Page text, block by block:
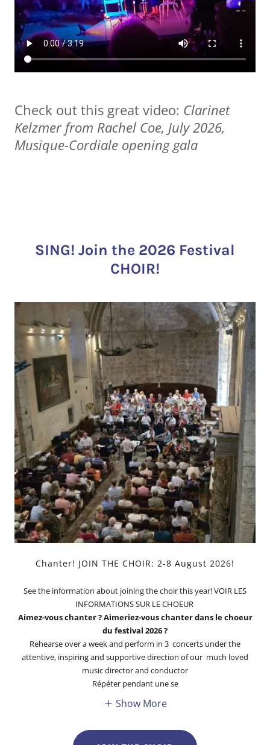
Check out this great video: Clarinet
Kelzmer from Rachel Coe, July 2026,
Musique-Cordiale opening gala
SING! Join the 2026 Festival
CHOIR!
Chanter! JOIN THE CHOIR: 2-8 August 2026!
See the information about joining the choir this year! VOIR LES
INFORMATIONS SUR LE CHOEUR
Aimez-vous chanter ? Aimeriez-vous chanter dans le choeur
du festival 2026 ?
Rehearse over a week and perform in 3 concerts under the
attentive, inspiring and supportive direction of our much loved
music director and conductor
Répéter pendant une se
Show More